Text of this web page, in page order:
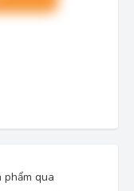
phẩm qua